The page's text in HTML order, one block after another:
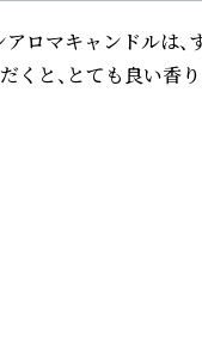
ロマキャンドル
とても良い